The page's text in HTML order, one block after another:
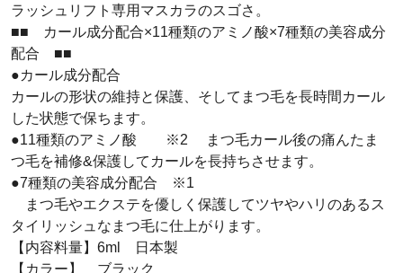
ラッシュリフト専用マスカラのスゴさ。
■■ カール成分配合×11種類のアミノ酸×7種類の美容成分
配合 ■■
●カール成分配合
カールの形状の維持と保護、そしてまつ毛を長時間カール
した状態で保ちます。
●11種類のアミノ酸 ※2 まつ毛カール後の痛んたま
つ毛を補修&保護してカールを長持ちさせます。
●7種類の美容成分配合 ※1
まつ毛やエクステを優しく保護してツヤやハリのあるス
タイリッシュなまつ毛に仕上がります。
【内容料量】6ml 日本製
【カラー】 ブラック